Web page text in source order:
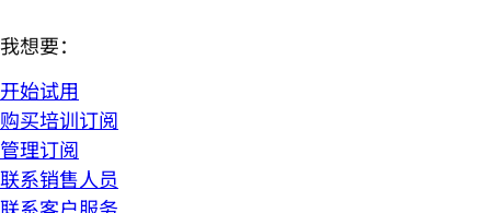
我想要：
开始试用
购买培训订阅
管理订阅
联系销售人员